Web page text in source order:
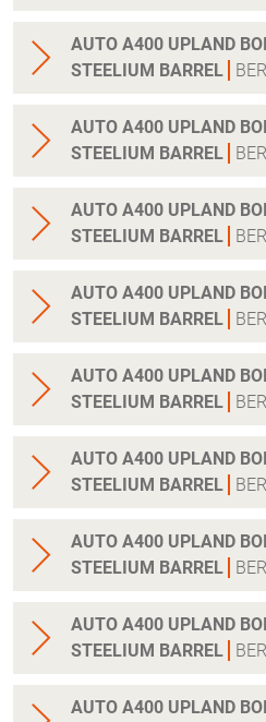
AUTO A400 UPLAND
STEELIUM BARREL
AUTO A400 UPLAND
STEELIUM BARREL
AUTO A400 UPLAND
STEELIUM BARREL
AUTO A400 UPLAND
STEELIUM BARREL
AUTO A400 UPLAND
STEELIUM BARREL
AUTO A400 UPLAND
STEELIUM BARREL
AUTO A400 UPLAND
STEELIUM BARREL
AUTO A400 UPLAND
STEELIUM BARREL
AUTO A400 UPLAND